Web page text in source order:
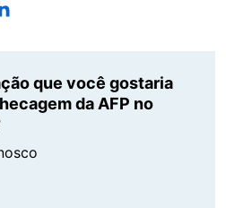
que você gostaria
da AFP no